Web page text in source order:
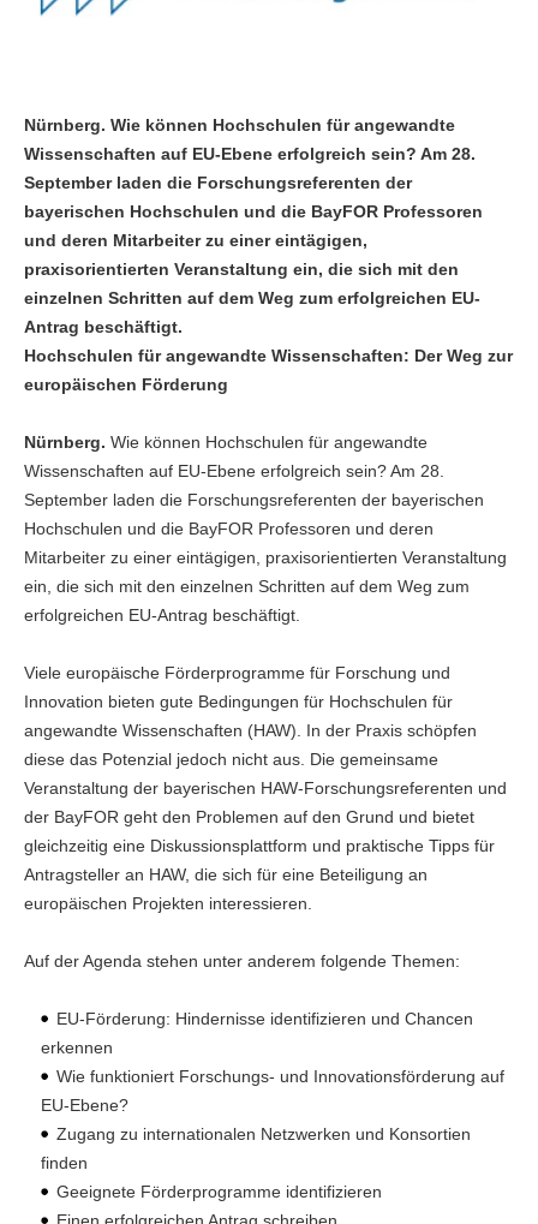
Nürnberg. Wie können Hochschulen für angewandte
Wissenschaften auf EU-Ebene erfolgreich sein? Am 28.
September laden die Forschungsreferenten der
bayerischen Hochschulen und die BayFOR Professoren
und deren Mitarbeiter zu einer eintägigen,
praxisorientierten Veranstaltung ein, die sich mit den
einzelnen Schritten auf dem Weg zum erfolgreichen EU-
Antrag beschäftigt.
Hochschulen für angewandte Wissenschaften: Der Weg zur
europäischen Förderung
Nürnberg. Wie können Hochschulen für angewandte
Wissenschaften auf EU-Ebene erfolgreich sein? Am 28.
September laden die Forschungsreferenten der bayerischen
Hochschulen und die BayFOR Professoren und deren
Mitarbeiter zu einer eintägigen, praxisorientierten Veranstaltung
ein, die sich mit den einzelnen Schritten auf dem Weg zum
erfolgreichen EU-Antrag beschäftigt.
Viele europäische Förderprogramme für Forschung und
Innovation bieten gute Bedingungen für Hochschulen für
angewandte Wissenschaften (HAW). In der Praxis schöpfen
diese das Potenzial jedoch nicht aus. Die gemeinsame
Veranstaltung der bayerischen HAW-Forschungsreferenten und
der BayFOR geht den Problemen auf den Grund und bietet
gleichzeitig eine Diskussionsplattform und praktische Tipps für
Antragsteller an HAW, die sich für eine Beteiligung an
europäischen Projekten interessieren.
Auf der Agenda stehen unter anderem folgende Themen:
EU-Förderung: Hindernisse identifizieren und Chancen
erkennen
Wie funktioniert Forschungs- und Innovationsförderung auf
EU-Ebene?
Zugang zu internationalen Netzwerken und Konsortien
finden
Geeignete Förderprogramme identifizieren